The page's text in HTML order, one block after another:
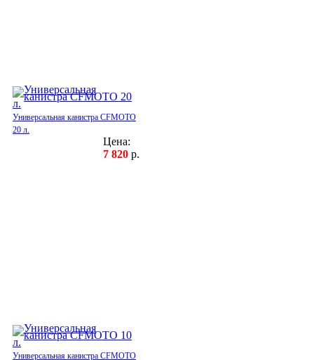
Универсальная канистра CFMOTO
20 л.
Цена:
7 820р.
Универсальная канистра CFMOTO